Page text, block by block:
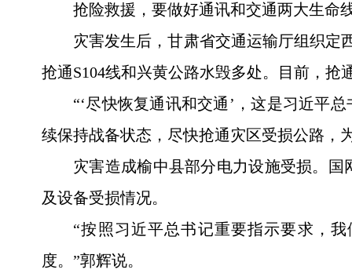
抢险救援，要做好通讯和交通两大生命
灾害发生后，甘肃省交通运输厅组织定
抢通S104线和兴黄公路水毁多处。目前，抢
“‘尽快恢复通讯和交通’，这是习近平
续保持战备状态，尽快抢通灾区受损公路，
灾害造成榆中县部分电力设施受损。
及设备受损情况。
“按照习近平总书记重要指示要求，
度。”郭辉说。